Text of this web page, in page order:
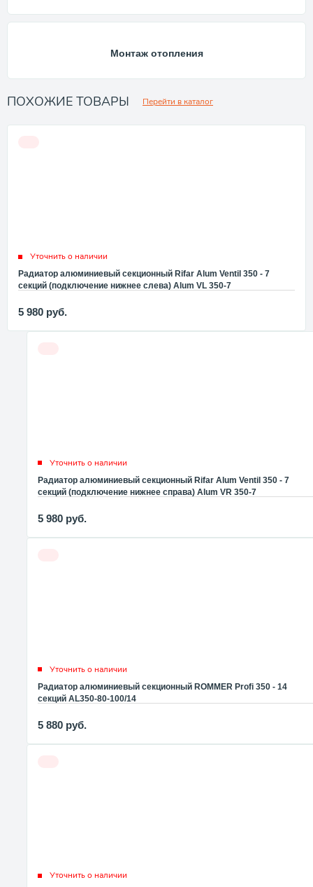
Монтаж отопления
ПОХОЖИЕ ТОВАРЫ Перейти в каталог
Уточнить о наличии
Радиатор алюминиевый секционный Rifar Alum Ventil 350 - 7
секций (подключение нижнее слева) Alum VL 350-7
5 980 руб.
Уточнить о наличии
Радиатор алюминиевый секционный Rifar Alum Ventil 350 - 7
секций (подключение нижнее справа) Alum VR 350-7
5 980 руб.
Уточнить о наличии
Радиатор алюминиевый секционный ROMMER Profi 350 - 14
секций AL350-80-100/14
5 880 руб.
Уточнить о наличии